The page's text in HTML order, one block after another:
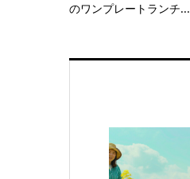
のワンプレートランチ...